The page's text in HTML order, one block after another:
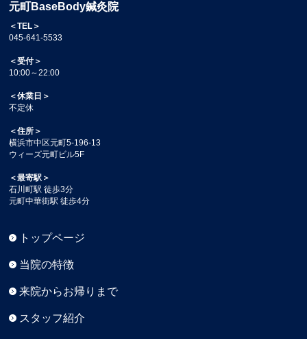
元町BaseBody鍼灸院
＜TEL＞
045-641-5533
＜受付＞
10:00～22:00
＜休業日＞
不定休
＜住所＞
横浜市中区元町5-196-13
ウィーズ元町ビル5F
＜最寄駅＞
石川町駅 徒歩3分
元町中華街駅 徒歩4分
トップページ
当院の特徴
来院からお帰りまで
スタッフ紹介